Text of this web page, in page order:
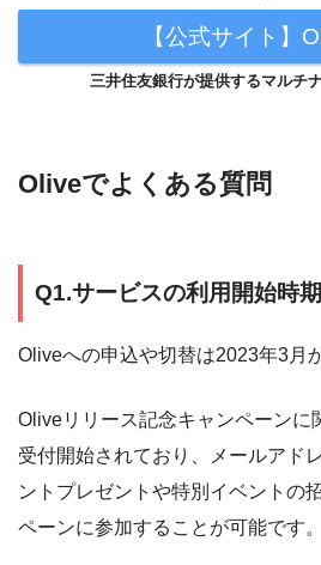
【公式サイト】
三井住友銀行が提供するマルチ
Oliveでよくある質問
Q1.サービスの利用開始時
Oliveへの申込や切替は2023年3月
Oliveリリース記念キャンペーンに
受付開始されており、メールアド
ントプレゼントや特別イベントの
ペーンに参加することが可能です。